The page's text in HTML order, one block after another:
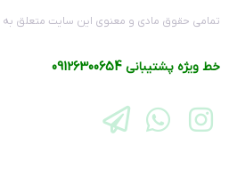
تمامی حقوق مادی و معنوی این سایت متعلق به
خط ویژه پشتیبانی 09126300654